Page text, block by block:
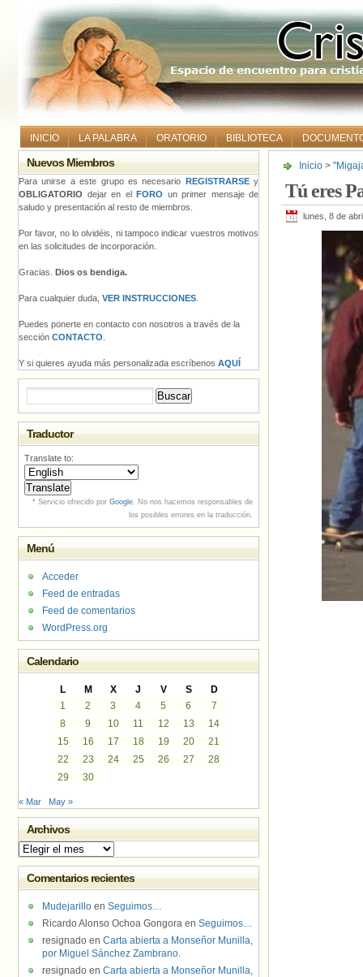
INICIO LA PALABRA ORATORIO BIBLIOTECA
Inicio >
Tú eres
lunes, 8 de
Nuevos Miembros
Para unirse a este grupo es necesario REGISTRARSEy
OBLIGATORIO dejar en el FORO un primer mensaje de
saludo y presentación al resto de miembros.
Por favor, no lo olvidéis, ni tampoco indicar vuestros motivos
en las solicitudes de incorporación.
Gracias. Dios os bendiga.
Para cualquier duda, VER INSTRUCCIONES
Puedes ponerte en contacto con nosotros a través de la
sección CONTACTO
Y si quieres ayuda más personalizada escríbenos AQUÍ
Traductor
Translate to:
* Servicio ofrecido por Google. No nos hacemos responsables de
los posibles errores en la traducción.
Menú
Acceder
Feed de entradas
Feed de comentarios
WordPress.org
Calendario
L M X J V S
D
1
2 3 4 5 6
7
8
9 10 11 12 13
14
15
16 17 18 19 20
21
22
23 24 25 26 27
28
29
30
« Mar May »
Archivos
Archivos
Comentarios recientes
Mudejarillo en Seguimos…
Ricardo Alonso Ochoa Gongora en Seguimos…
resignado en Carta abierta a Monseñor Munilla,
por Miguel Sánchez Zambrano.
resignado en Carta abierta a Monseñor Munilla,